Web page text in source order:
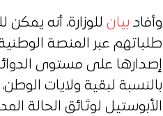
وأفاد بيان للوزارة، أنه
طلباتهم عبر المنصة
إصدارها على مستوى الدوائر
بالنسبة لبقية ولايات
الأبوستيل لوثائق الحالة